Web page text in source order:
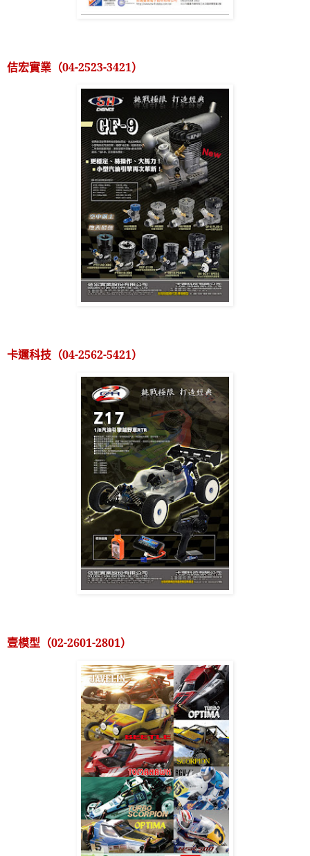
佶宏實業（04-2523-3421）
卡邇科技（04-2562-5421）
壹模型（02-2601-2801）